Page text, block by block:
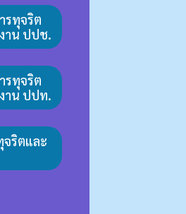
รทุจริต
าน ปปช.
รทุจริต
าน ปปท.
จริตและ